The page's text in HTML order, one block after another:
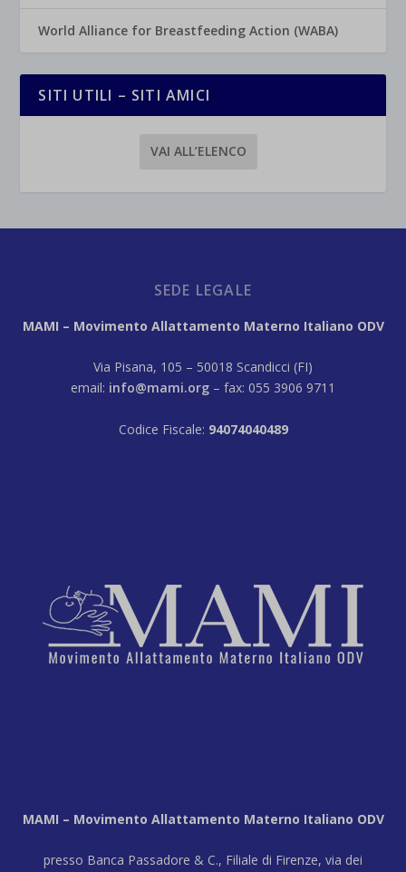
World Alliance for Breastfeeding Action (WABA)
SITI UTILI – SITI AMICI
VAI ALL’ELENCO
SEDE LEGALE
MAMI – Movimento Allattamento Materno Italiano ODV
Via Pisana, 105 – 50018 Scandicci (FI)
email: info@mami.org – fax: 055 3906 9711
Codice Fiscale: 94074040489
MAMI – Movimento Allattamento Materno Italiano ODV
presso Banca Passadore & C., Filiale di Firenze, via dei